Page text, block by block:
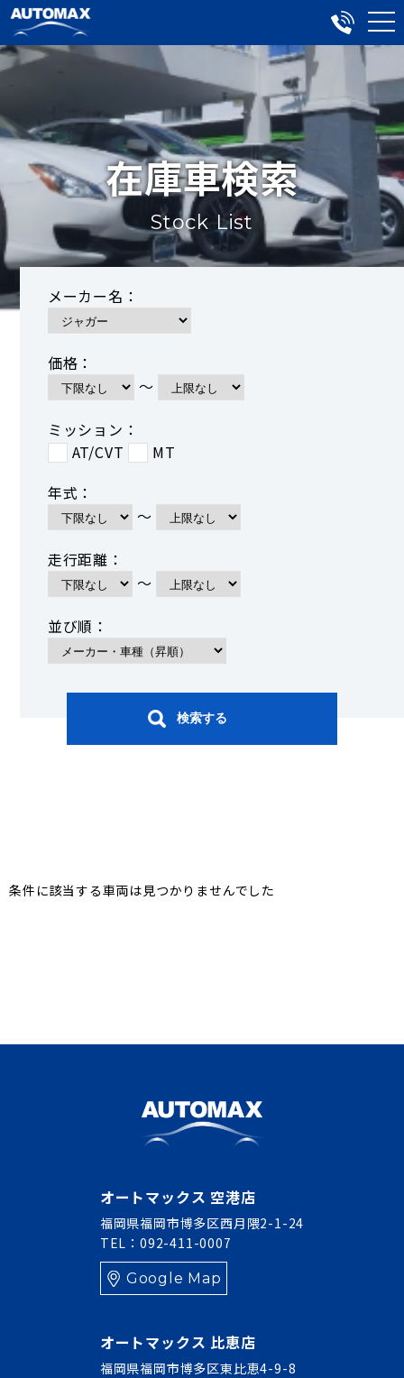
在庫車検索
Stock List
メーカー名：
価格：
～
ミッション：
AT/CVT
MT
年式：
～
走行距離：
～
並び順：
条件に該当する車両は見つかりませんでした
オートマックス 空港店
福岡県福岡市博多区西月隈2-1-24
TEL：092-411-0007
Google Map
オートマックス 比恵店
福岡県福岡市博多区東比恵4-9-8